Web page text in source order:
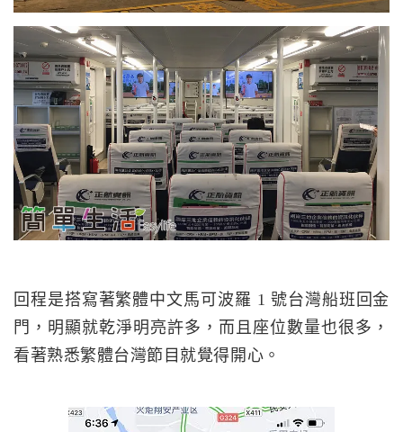
回程是搭寫著繁體中文馬可波羅 1 號台灣船班回金
門，明顯就乾淨明亮許多，而且座位數量也很多，
看著熟悉繁體台灣節目就覺得開心。